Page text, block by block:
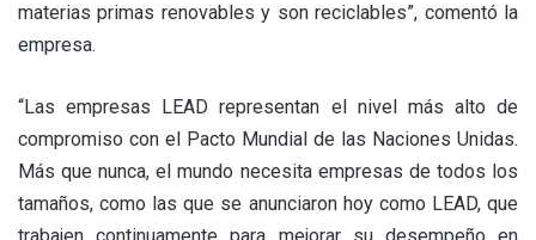
materias primas renovables y son reciclables”, comentó la
empresa.
“Las empresas LEAD representan el nivel más alto de
compromiso con el Pacto Mundial de las Naciones Unidas.
Más que nunca, el mundo necesita empresas de todos los
tamaños, como las que se anunciaron hoy como LEAD, que